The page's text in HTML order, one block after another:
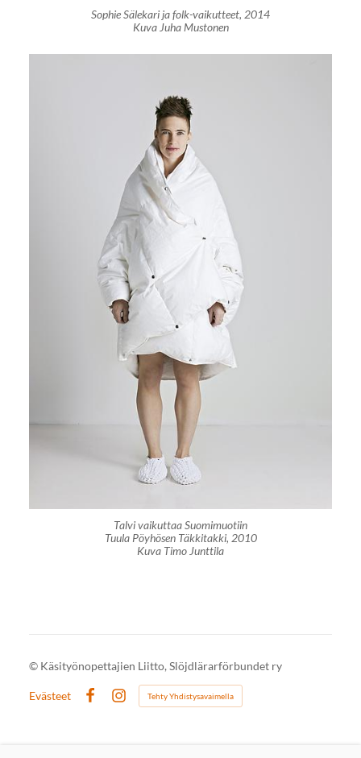
Sophie Sälekari ja folk-vaikutteet, 2014
Kuva Juha Mustonen
Talvi vaikuttaa Suomimuotiin
Tuula Pöyhösen Täkkitakki, 2010
Kuva Timo Junttila
© Käsityönopettajien Liitto, Slöjdlärarförbundet ry
Evästeet
Instagram
Tehty Yhdistysavaimella